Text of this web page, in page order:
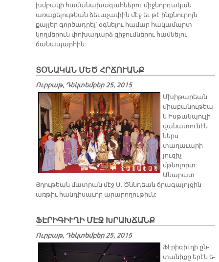
խմբակի համանախագահներու միջնորդական
առաքելութեան ձեւաչափին մէջ եւ թէ ինքնուրոյն
քայլեր գործադրել՝ օգնելու համար հակամարտ
կողմերուն փոխադարձ զիջումներու համնելու
ճանապարհին:
ՏՕՆԱԿԱՆ ՄԵԾ ՀՐՃՈՒԱՆՔ
Ուրբաթ, Դեկտեմբեր 25, 2015
Մխիթարեան
միաբանութեա
ն Իսթանպուլի
վանատունէն
ներս
տաղաւարի
յուզիչ
մթնոլորտ:
Անարատ
Յղութեան մատրան մէջ Ս. Ծննդեան ճրագալոյցին
առթիւ հանդիսաւոր արարողութիւն:
ՖԷՐԻԳԻՒՂԻ ՄԷՋ ԽՐԱԽՃԱՆՔ
Ուրբաթ, Դեկտեմբեր 25, 2015
Ֆէ­րի­գիւ­ղի ըն­
տա­նի­քը ե­րէկ ե­